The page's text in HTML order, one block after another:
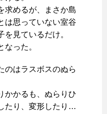
求めるが、まさか島
は思っていない室谷
見ているだけ。
った。
のはラスボスのぬら
かかるも、ぬらりひ
たり、変形したり…